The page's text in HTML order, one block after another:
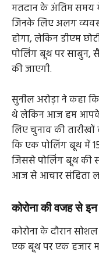
मतदान के अंतिम समय
जिनके लिए अलग
होगा, लेकिन डीएम
पोलिंग बूथ पर साबुन,
की जाएगी.
सुनील अरोड़ा ने कहा
थे लेकिन आज हम आपके
लिए चुनाव की तारीखों
कि एक पोलिंग बूथ में
जिससे पोलिंग बूथ की
आज से आचार संहिता
कोरोना की वजह से इन
कोरोना के दौरान
एक बूथ पर एक हजार